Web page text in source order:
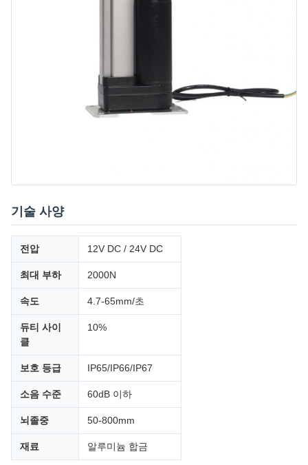
기술 사양
전압 12V DC / 24V DC
최대 부하 2000N
속도 4.7-65mm/초
듀티 사이
클
10%
보호 등급 IP65/IP66/IP67
소음 수준 60dB 이하
뇌졸중 50-800mm
재료 알루미늄 합금